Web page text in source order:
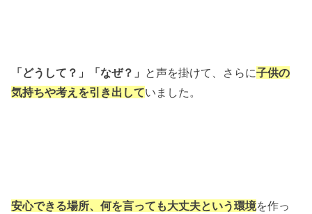
「どうして？」「なぜ？」 と声を掛けて、さらに子供の
気持ちや考えを引き出していました。
安心できる場所、何を言っても大丈夫という環境を作っ